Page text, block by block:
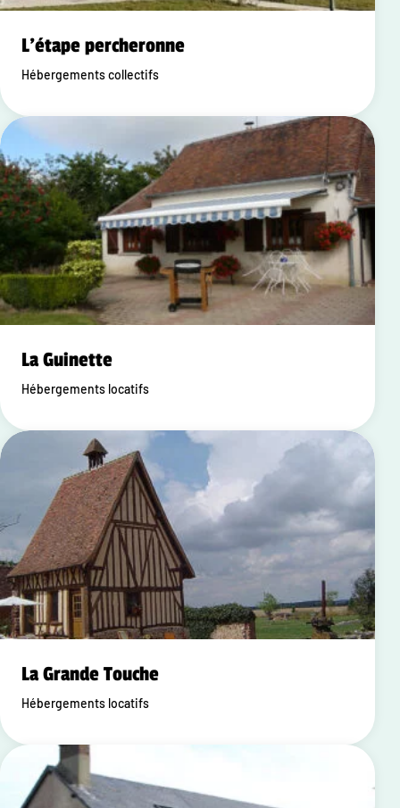
L'étape percheronne
Hébergements collectifs
La Guinette
Hébergements locatifs
La Grande Touche
Hébergements locatifs